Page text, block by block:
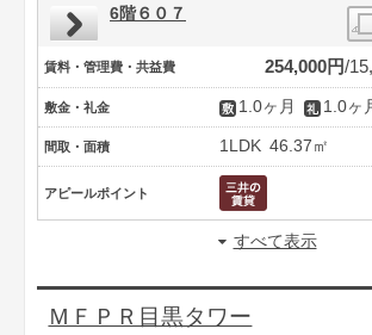
6階６０７
賃料・管理費・共益費 254,000円
敷金・礼金 1.0ヶ月 1.0ヶ
間取・面積 1LDK 46.37㎡
アピールポイント
すべて表示
ＭＦＰＲ目黒タワー